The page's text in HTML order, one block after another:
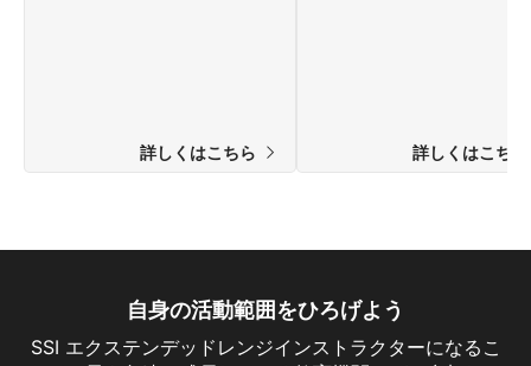
詳しくはこちら 詳しくはこち
自身の活動範囲をひろげよう
SSI エクステンデッドレンジインストラクターになるこ